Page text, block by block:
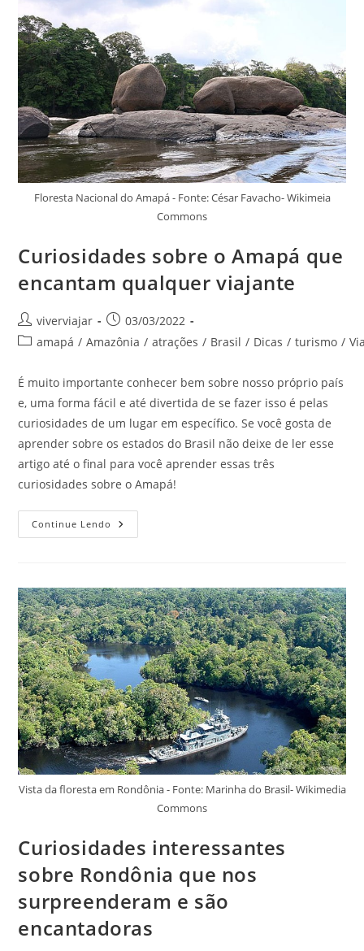
Floresta Nacional do Amapá - Fonte: César Favacho- Wikimeia
Commons
Curiosidades sobre o Amapá que
encantam qualquer viajante
Autor
do
viverviajar
Post
publicado:
03/03/2022
Categoria
post:
amapá / Amazônia / atrações / Brasil / Dicas / turismo /
É muito importante conhecer bem sobre nosso próprio país
e, uma forma fácil e até divertida de se fazer isso é pelas
curiosidades de um lugar em específico. Se você gosta de
aprender sobre os estados do Brasil não deixe de ler esse
artigo até o final para você aprender essas três
curiosidades sobre o Amapá!
Continue Lendo Curiosidades
Sobre
Qualquer
Viajante
Vista da floresta em Rondônia - Fonte: Marinha do Brasil- Wikimedia
Commons
Curiosidades interessantes
sobre Rondônia que nos
surpreenderam e são
encantadoras